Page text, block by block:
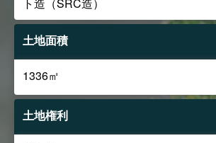
土地面積
1336㎡
土地権利